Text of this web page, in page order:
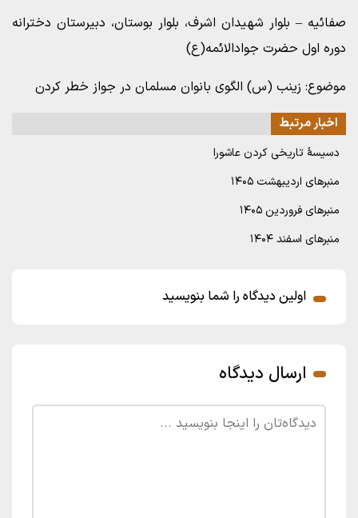
صفائیه – بلوار شهیدان اشرف، بلوار بوستان، دبیرستان دخترانه
دوره اول حضرت جوادالائمه(ع)
موضوع: زینب (س) الگوی بانوان مسلمان در جواز خطر کردن
اخبار مرتبط
دسیسۀ تاریخی کردن عاشورا
منبرهای اردیبهشت ۱۴۰۵
منبرهای فروردین ۱۴۰۵
منبرهای اسفند ۱۴۰۴
اولین دیدگاه را شما بنویسید
ارسال دیدگاه